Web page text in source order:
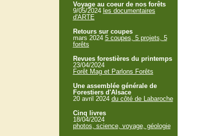
Voyage au coeur de nos forêts
9/05/2024 les documentaires
d'ARTE
Retours sur coupes
mars 2024 5 coupes, 5 projets, 5
forêts
Revues forestières du printemps
23/04/2024
Forêt Mag et Parlons Forêts
Une assemblée générale de
Forestiers d'Alsace
20 avril 2024 du côté de Labaroche
Cinq livres
18/04/2024
photos, science, voyage, géologie